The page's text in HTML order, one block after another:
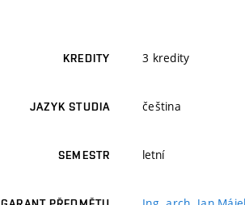
KREDITY 3 kredity
JAZYK STUDIA čeština
SEMESTR letní